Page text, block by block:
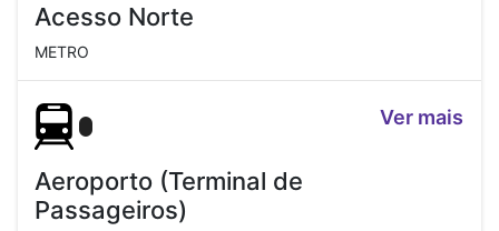
Acesso Norte
METRO
Aeroporto (Terminal de
Passageiros)
Ver mais